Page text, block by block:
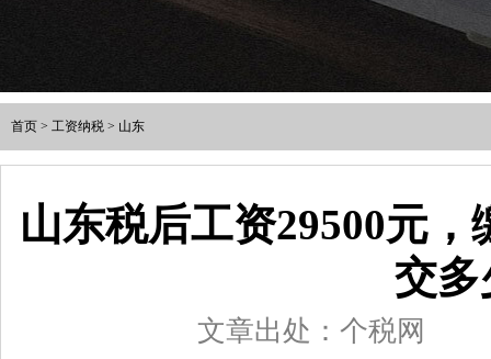
首页 > 工资纳税 > 山东
山东税后工资29500元
交多
文章出处：个税网